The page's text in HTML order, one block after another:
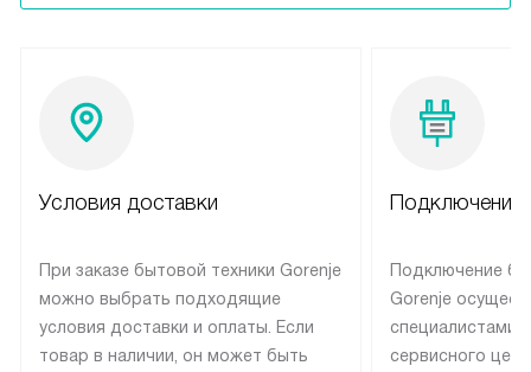
Условия доставки
При заказе бытовой техники Gorenje
можно выбрать подходящие
условия доставки и оплаты. Если
товар в наличии, он может быть
Подключение
Подключение
Gorenje
специалистами
сервисного